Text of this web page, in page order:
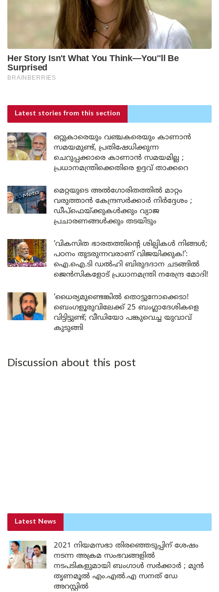
Latest stories from this section
ഒറ്റുകാരെയും വഞ്ചകരെയും കാണാൻ
സമയമുണ്ട്, പ്രതിഷേധിക്കുന്ന
ചെറുപ്പക്കാരെ കാണാൻ സമയമില്ല ;
പ്രധാനമന്ത്രിക്കെതിരെ ഉദ്ദവ് താക്കറെ
മെറ്റയുടെ അൽഗോരിതത്തിൽ മാറ്റം
വരുത്താൻ കേന്ദ്രസർക്കാർ നിർദ്ദേശം ;
ഡീപ്‌ഫെയ്ക്കുകൾക്കും വ്യാജ
പ്രചാരണങ്ങൾക്കും തടയിടും
‘വികസിത ഭാരതത്തിന്റെ ശില്പികൾ നിങ്ങൾ;
പഠനം തുടരുന്നവരാണ് വിജയിക്കുക!’:
ഐ.ഐ.ടി ഡൽഹി ബിരുദദാന ചടങ്ങിൽ
ജെൻസികളോട് പ്രധാനമന്ത്രി നരേന്ദ്ര മോദി!
‘ധൈര്യമുണ്ടെങ്കിൽ തൊട്ടുനോക്കെടാ!
ബെംഗളൂരുവിലേക്ക് 25 ബംഗ്ലാദേശികളെ
വിട്ടിട്ടുണ്ട്; വീഡിയോ പങ്കുവെച്ച യുവാവ്
കുടുങ്ങി
Discussion about this post
Latest News
2021 നിയമസഭാ തിരഞ്ഞെടുപ്പിന് ശേഷം
നടന്ന അക്രമ സംഭവങ്ങളിൽ
നടപടികളുമായി ബംഗാൾ സർക്കാർ ; മുൻ
തൃണമൂൽ എം.എൽ.എ സനത് ഡേ
അറസ്റ്റിൽ